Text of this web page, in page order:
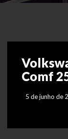
Comf
5 de junho de